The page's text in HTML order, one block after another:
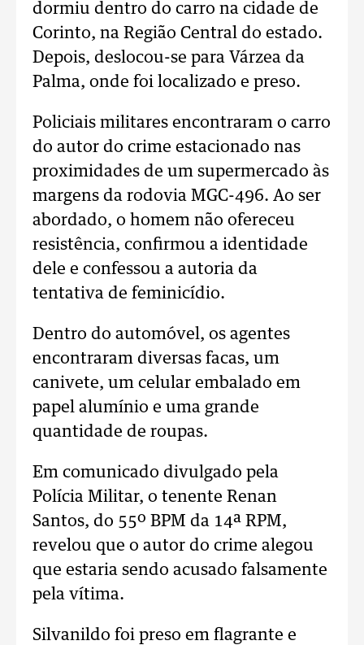
dormiu dentro do carro na cidade de
Corinto, na Região Central do estado.
Depois, deslocou-se para Várzea da
Palma, onde foi localizado e preso.
Policiais militares encontraram o carro
do autor do crime estacionado nas
proximidades de um supermercado às
margens da rodovia MGC-496. Ao ser
abordado, o homem não ofereceu
resistência, confirmou a identidade
dele e confessou a autoria da
tentativa de feminicídio.
Dentro do automóvel, os agentes
encontraram diversas facas, um
canivete, um celular embalado em
papel alumínio e uma grande
quantidade de roupas.
Em comunicado divulgado pela
Polícia Militar, o tenente Renan
Santos, do 55º BPM da 14ª RPM,
revelou que o autor do crime alegou
que estaria sendo acusado falsamente
pela vítima.
Silvanildo foi preso em flagrante e